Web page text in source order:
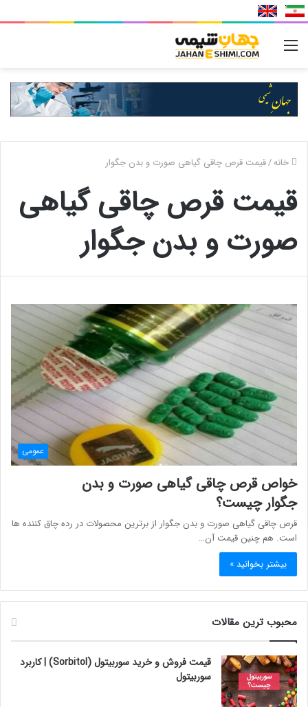
خانه/قیمت قرص چاقی گیاهی صورت و بدن جگوار
قیمت قرص چاقی گیاهی
صورت و بدن جگوار
عمومی
خواص قرص چاقی گیاهی صورت و بدن
جگوار چیست؟
قرص چاقی گیاهی صورت و بدن جگوار از برترین محصولات در رده چاق کننده ها
است. هم چنین قیمت آن…
بیشتر بخوانید »
محبوب ترین مقالات
قیمت فروش و خرید سوربیتول (Sorbitol) | کاربرد
سوربیتول